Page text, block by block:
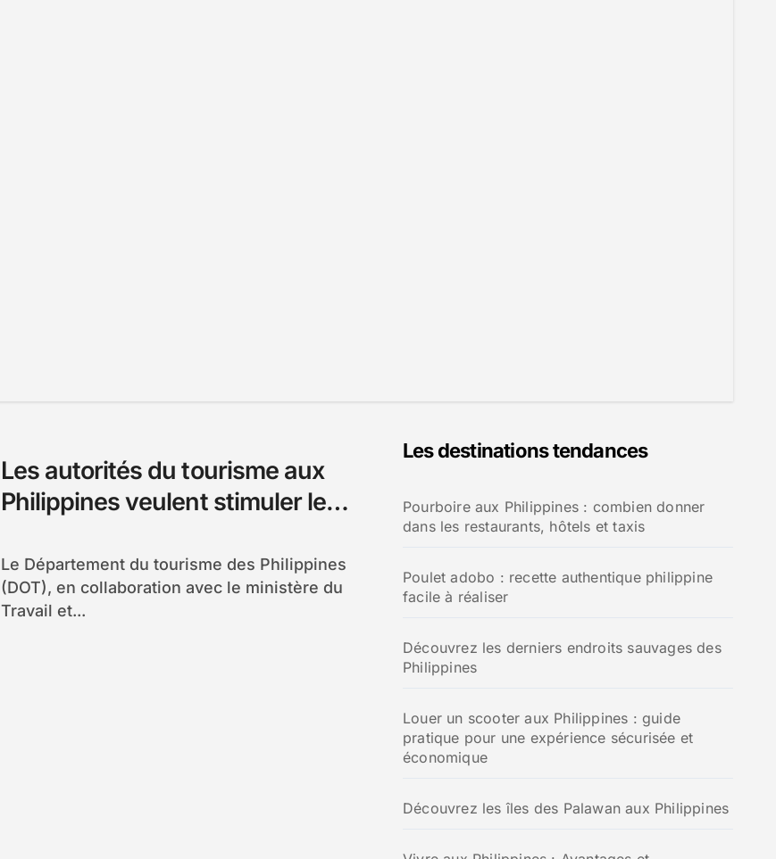
Les autorités du tourisme aux
Philippines veulent stimuler les
Le Département du tourisme des Philippines
(DOT), en collaboration avec le ministère du
Travail et...
Les destinations tendances
Pourboire aux Philippines : combien donner
dans les restaurants, hôtels et taxis
Poulet adobo : recette authentique philippine
facile à réaliser
Découvrez les derniers endroits sauvages des
Philippines
Louer un scooter aux Philippines : guide
pratique pour une expérience sécurisée et
économique
Découvrez les îles des Palawan aux Philippines